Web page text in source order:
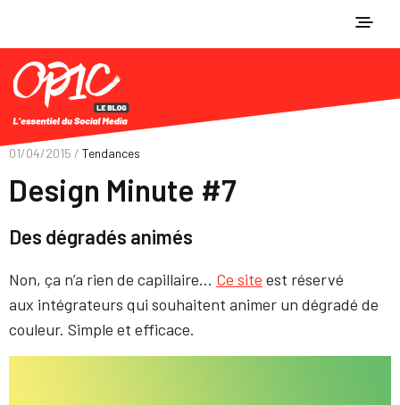
01/04/2015 / Tendances
Design Minute #7
Des dégradés animés
Non, ça n’a rien de capillaire… Ce site est réservé
aux intégrateurs qui souhaitent animer un dégradé de
couleur. Simple et efficace.